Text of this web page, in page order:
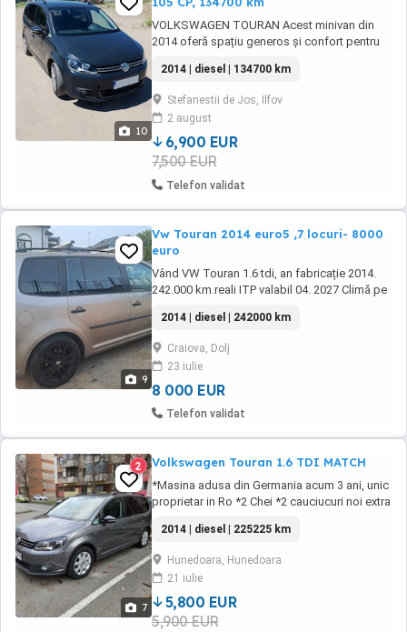
10
VOLKSWAGEN TOURAN Acest minivan din
2014 oferă spațiu generos și confort pentru
echipat cu dotări de siguranță și confort, fiind
potrivit pentru drumuri lungi sau utilizare
urbană. - Prima înmatriculare: 21.08.2014 -
Tara de origine: Romania - Al doilea ...
2014 | diesel | 134700 km
Stefanestii de Jos, Ilfov
2 august
6,900 EUR
7,500 EUR
Telefon validat
9
Vw Touran 2014 euro5 ,7 locuri- 8000
euro
Vând VW Touran 1.6 tdi, an fabricație 2014.
242.000 km.reali ITP valabil 04. 2027 Climă pe
dezaburire 4 geamuri electrice Motorul este în
perfectă stare de funcționare Schimb
ulei,filtre, plăcuțe efectuat în 2025
Distribuție+pompă apă schimbate în 2024
Arcuri ...
2014 | diesel | 242000 km
Craiova, Dolj
23 iulie
8 000 EUR
Telefon validat
7
2 Volkswagen Touran 1.6 TDI MATCH
*Masina adusa din Germania acum 3 ani, unic
proprietar in Ro *2 Chei *2 cauciucuri noi extra
WVGZZZ1TZDW107412 *Masina este intr-o
stare buna atat tehnic cat si estetic! *Toate
reviziile facute la timp! Dotari: - Echipare
MATCH - 5 Locuri - Sistem de curatare ...
2014 | diesel | 225225 km
Hunedoara, Hunedoara
21 iulie
5,800 EUR
5,900 EUR